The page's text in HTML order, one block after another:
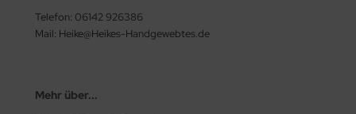
Telefon: 06142 926386
Mail: Heike@Heikes-Handgewebtes.de
Mehr über...